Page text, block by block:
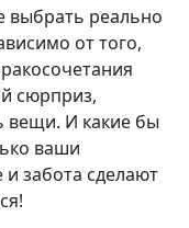
выбрать реально
от того,
сюрприз,
вещи. И какие бы
ваши
забота сделают